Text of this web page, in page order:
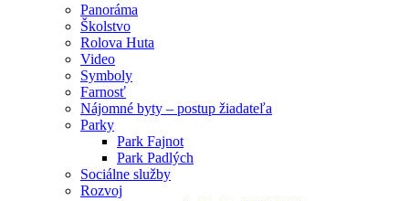
Panoráma
Školstvo
Rolova Huta
Video
Symboly
Farnosť
Nájomné byty – postup žiadateľa
Parky
Park Fajnot
Park Padlých
Sociálne služby
Rozvoj